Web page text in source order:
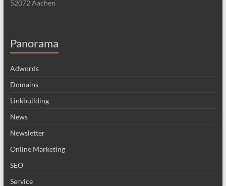
52072 Aachen
Panorama
Adwords
Domains
Linkbuilding
News
Newsletter
Online Marketing
SEO
Service